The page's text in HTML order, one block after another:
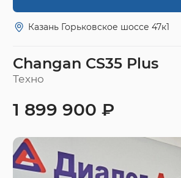
Казань Горьковское шоссе 47к1
Changan CS35 Plus
Техно
1 899 900 ₽